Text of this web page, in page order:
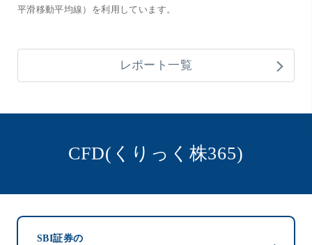
平滑移動平均線）を利用しています。
レポート一覧
CFD(くりっく株365)
SBI証券の